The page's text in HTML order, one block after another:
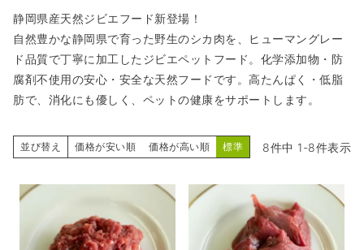
静岡県産天然ジビエフード新登場！
自然豊かな静岡県で育った野生のシカ肉を、ヒューマングレー
ド品質で丁寧に加工したジビエペットフード。化学添加物・防
腐剤不使用の安心・安全な天然フードです。高たんぱく・低脂
肪で、消化にも優しく、ペットの健康をサポートします。
並び替え 価格が安い順 価格が高い順 標準 8件中 1-8件表示